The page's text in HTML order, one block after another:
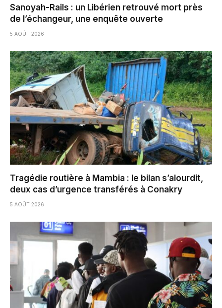
Sanoyah-Rails : un Libérien retrouvé mort près
de l’échangeur, une enquête ouverte
5 AOÛT 2026
Tragédie routière à Mambia : le bilan s’alourdit,
deux cas d’urgence transférés à Conakry
5 AOÛT 2026